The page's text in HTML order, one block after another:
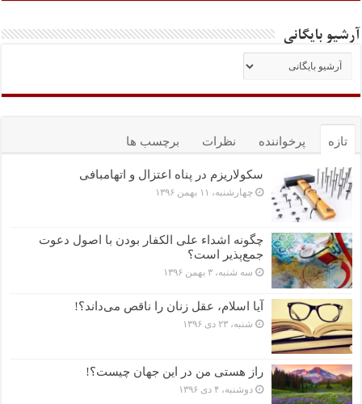
آرشیو بایگانی
تازه پرخواننده نظرات برچسب ها
سکولاریزم در پناه اعتزال و اتهام‎بافی
چهارشنبه، ۱۱ بهمن ۱۳۹۶
چگونه اشداء علی الکفار بودن با اصول دعوت
جمع‌پذیر است؟
سه شنبه، ۳ بهمن ۱۳۹۶
آیا اسلام، عقل زنان را ناقص می‌داند؟!
شنبه، ۲۳ دی ۱۳۹۶
راز هستی من در این جهان چیست؟!
دوشنبه، ۴ دی ۱۳۹۶